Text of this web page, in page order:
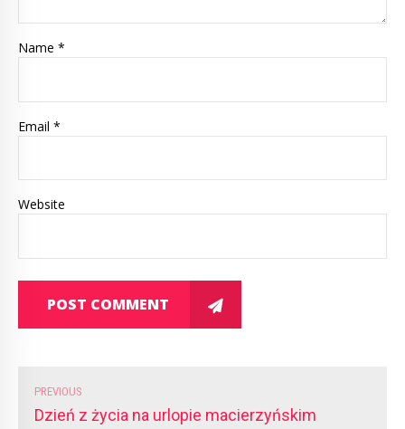
Name *
Email *
Website
POST COMMENT
PREVIOUS
Dzień z życia na urlopie macierzyńskim